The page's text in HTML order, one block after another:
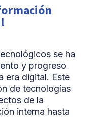
se ha
y progreso
era digital. Este
de tecnologías
de la
interna hasta